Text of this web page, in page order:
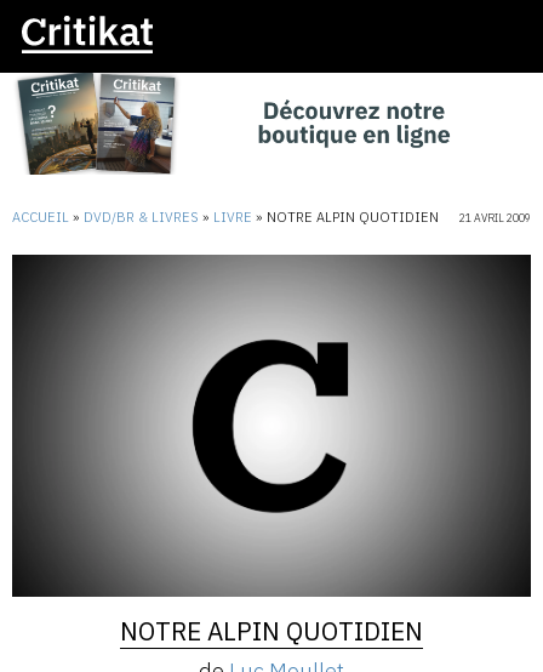
ACCUEIL » DVD/BR & LIVRES » LIVRE » NOTRE ALPIN QUOTIDIEN 21 AVRIL 2009
NOTRE ALPIN QUOTIDIEN